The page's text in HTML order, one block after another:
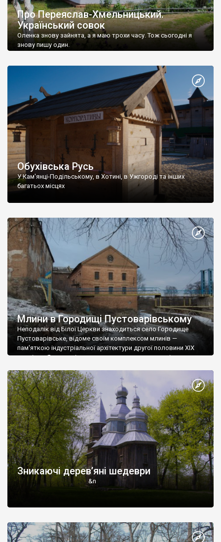
Про Переяслав-Хмельницький.
Український совок
Оленка знову зайнята, а я маю трохи часу. Тож сьогодні я
знову пишу один.
Обухівська Русь
У Кам'янці-Подільському, в Хотині, в Ужгороді та інших
багатьох місцях
Млини в Городищі Пустоварівському
Неподалік від Білої Церкви знаходиться село Городище
Пустоварівське, відоме своїм комплексом млинів —
пам'яткою індустріальної архітектури другої половини ХІХ
століття. Я все хотів на них подивитися, сюди навіть за
Один із млинів — цегляний, чотириповерховий, а за ним
складські приміщення. Судячи із напису на стіні, тут десь іще й
олійня є. Проте зараз це господарство не працює — казав
місцевий дядько, що відколи помер мельник.
Зникаючі дерев’яні шедеври
&n